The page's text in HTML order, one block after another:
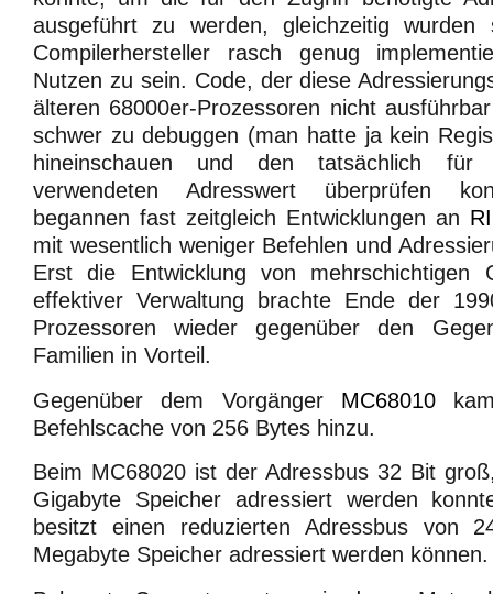
ausgeführt zu werden, gleichzeitig
Compilerhersteller rasch genug
Nutzen zu sein. Code, der diese
älteren 68000er-Prozessoren nicht
schwer zu debuggen (man hatte ja kein
hineinschauen und den tatsächlich für
verwendeten Adresswert überprüfen
begannen fast zeitgleich Entwicklungen an
mit wesentlich weniger Befehlen und
Erst die Entwicklung von mehrschichtigen
effektiver Verwaltung brachte Ende der
Prozessoren wieder gegenüber den
Familien in Vorteil.
Gegenüber dem Vorgänger MC68010kam
Befehlscache von 256 Bytes hinzu.
Beim MC68020 ist der Adressbus 32 Bit
Gigabyte Speicher adressiert werden
besitzt einen reduzierten Adressbus von
Megabyte Speicher adressiert werden können.